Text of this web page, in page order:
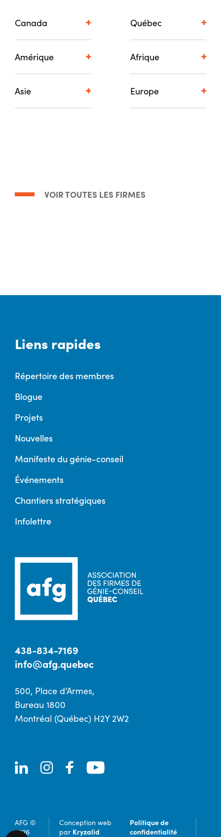
Canada Québec
Amérique Afrique
Asie Europe
VOIR TOUTES LES FIRMES
Liens rapides
Répertoire des membres
Blogue
Projets
Nouvelles
Manifeste du génie-conseil
Événements
Chantiers stratégiques
Infolettre
438-834-7169
info@afg.quebec
500, Place d’Armes,
Bureau 1800
Montréal (Québec) H2Y 2W2
AFG ©
2026
Conception web
par Kryzalid
Politique de
confidentialité